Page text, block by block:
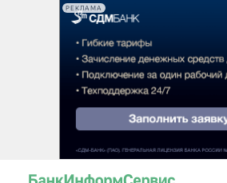
РЕКЛАМА